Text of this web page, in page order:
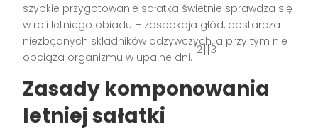
szybkie przygotowanie sałatka świetnie sprawdza się
w roli letniego obiadu – zaspokaja głód, dostarcza
niezbędnych składników odżywczych, a przy tym nie
obciąża organizmu w upalne dni.
[2][3]
Zasady komponowania
letniej sałatki